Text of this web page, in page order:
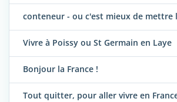
conteneur - ou c'est mieux de mettre
Vivre à Poissy ou St Germain en Laye
Bonjour la France !
Tout quitter, pour aller vivre en